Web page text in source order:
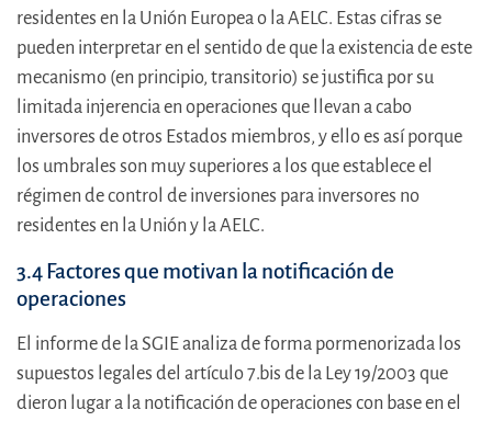
residentes en la Unión Europea o la AELC. Estas cifras se
pueden interpretar en el sentido de que la existencia de este
mecanismo (en principio, transitorio) se justifica por su
limitada injerencia en operaciones que llevan a cabo
inversores de otros Estados miembros, y ello es así porque
los umbrales son muy superiores a los que establece el
régimen de control de inversiones para inversores no
residentes en la Unión y la AELC.
3.4 Factores que motivan la notificación de
operaciones
El informe de la SGIE analiza de forma pormenorizada los
supuestos legales del artículo 7.bis de la Ley 19/2003 que
dieron lugar a la notificación de operaciones con base en el